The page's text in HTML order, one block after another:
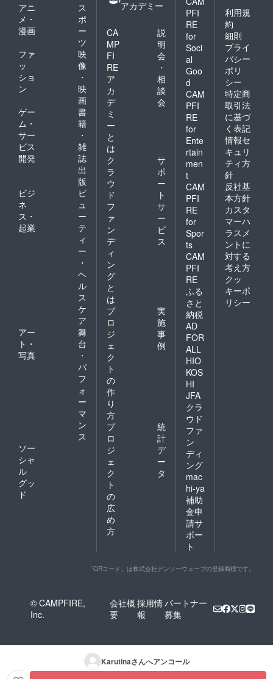
アニ
メ・
漫画
ス
ポ
ー
ツ
ファ
ッ
ショ
ン
映
像
・
映
画
ゲー
ム・
サー
ビス
開発
書
籍
・
雑
誌
出
版
ビジ
ネ
ス・
起業
ビ
ュ
ー
テ
ィ
ー
・
ヘ
ル
ス
ケ
ア
アー
ト・
写真
舞
台
・
パ
フ
ォ
ー
マ
ン
ス
ソー
シャ
ル
グッ
ド
アカデミー
CA
MP
FI
RE
ア
カ
デ
ミ
ー
と
は
説
明
会
・
相
談
会
ク
ラ
ウ
ド
フ
ァ
ン
デ
ィ
ン
グ
と
は
サ
ポ
ー
ト
サ
ー
ビ
ス
プ
ロ
ジ
ェ
ク
ト
の
作
り
方
実
施
事
例
プ
ロ
ジ
ェ
ク
ト
の
広
め
方
統
計
デ
ー
タ
PFI
RE
for
Soci
al
Goo
d
CAM
PFI
RE
for
Ente
rtain
men
t
CAM
PFI
RE
for
Spor
ts
CAM
PFI
RE
ふる
さと
納税
AD
FOR
ALL
HIO
KOS
HI
JFA
クラ
ウド
ファ
ン
ディ
ング
mac
hi-ya
補助
金申
請サ
ポー
ト
利用規
約
細則
プライ
バシー
ポリ
シー
特定商
取引法
に基づ
く表記
情報セ
キュリ
ティ方
針
反社基
本方針
カスタ
マーハ
ラスメ
ントに
対する
考え方
クッ
キーポ
リシー
「QRコード」は株式会社デンソーウェーブの登録商標です。
© CAMPFIRE,
Inc.
会社概
要
採用情
報
パートナー
募集
Karutinaさんへアンコール